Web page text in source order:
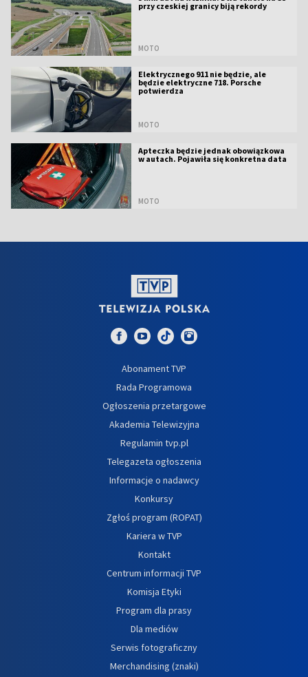
przy czeskiej granicy biją rekordy
MOTO
Elektrycznego 911 nie będzie, ale
będzie elektryczne 718. Porsche
potwierdza
MOTO
Apteczka będzie jednak obowiązkowa
w autach. Pojawiła się konkretna data
MOTO
Abonament TVP
Rada Programowa
Ogłoszenia przetargowe
Akademia Telewizyjna
Regulamin tvp.pl
Telegazeta ogłoszenia
Informacje o nadawcy
Konkursy
Zgłoś program (ROPAT)
Kariera w TVP
Kontakt
Centrum informacji TVP
Komisja Etyki
Program dla prasy
Dla mediów
Serwis fotograficzny
Merchandising (znaki)